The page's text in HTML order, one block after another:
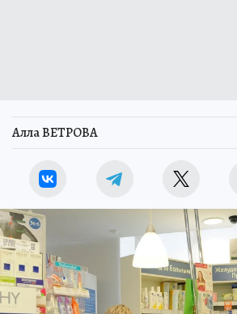
Алла ВЕТРОВА